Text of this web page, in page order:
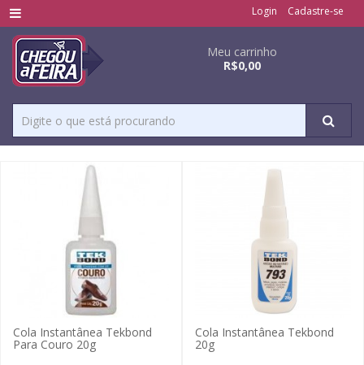
Login Cadastre-se
Meu carrinho
R$0,00
Cola Instantânea Tekbond
Para Couro 20g
Cola Instantânea Tekbond
20g